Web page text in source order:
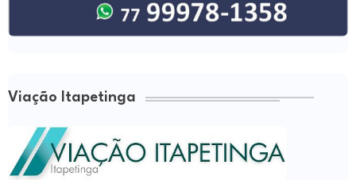
Viação Itapetinga